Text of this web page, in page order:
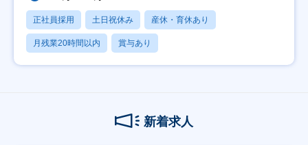
正社員採用 土日祝休み 産休・育休あり
月残業20時間以内 賞与あり
新着求人